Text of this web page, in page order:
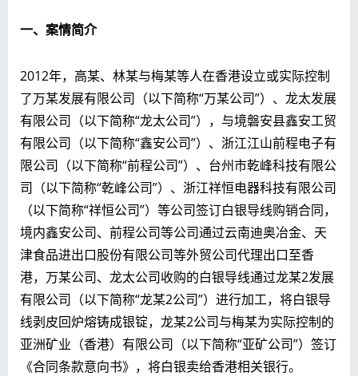
一、案情简介
2012年，高某、林某与梅某等人在香港设立或实际控制
了万某发展有限公司（以下简称“万某公司”）、龙太发展
有限公司（以下简称“龙太公司”），与境磐安县鑫安工贸
有限公司（以下简称“鑫安公司”）、浙江江山前程电子有
限公司（以下简称“前程公司”）、台州市乾峰科技有限公
司（以下简称“乾峰公司”）、浙江祥恒电器科技有限公司
（以下简称“祥恒公司”）等公司签订白银导线购销合同，
境内鑫安公司、前程公司等公司通过云南迪奥冶金、天
津食品进出口股份有限公司等外贸公司代理出口至香
港，万某公司、龙太公司收购的白银导线通过龙某2发展
有限公司（以下简称“龙某2公司”）进行加工，将白银导
线剥皮回炉熔铸成银锭，龙某2公司与梅某为实际控制的
亚洲矿业（香港）有限公司（以下简称“亚矿公司”）签订
《合同条款意向书》，将白银卖给香港相关银行。